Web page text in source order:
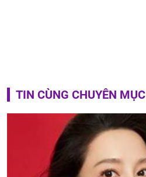
TIN CÙNG CHUYÊN MỤC